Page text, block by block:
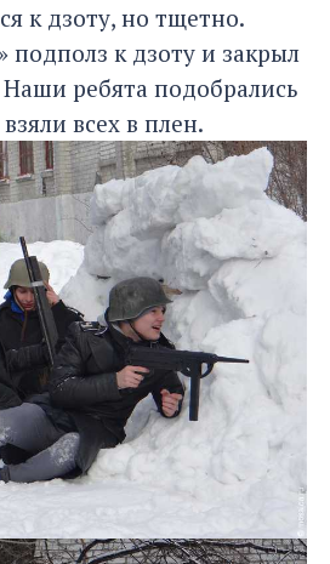
к дзоту, но тщетно.
подполз к дзоту и закрыл
ребята подобрались
всех в плен.